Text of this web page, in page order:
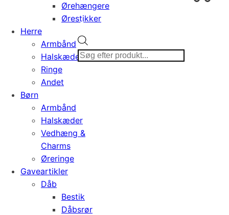
Ørehængere
Ørestikker
Herre
Armbånd
Halskæder
Ringe
Andet
Børn
Armbånd
Halskæder
Vedhæng &
Charms
Øreringe
Gaveartikler
Dåb
Bestik
Dåbsrør
search